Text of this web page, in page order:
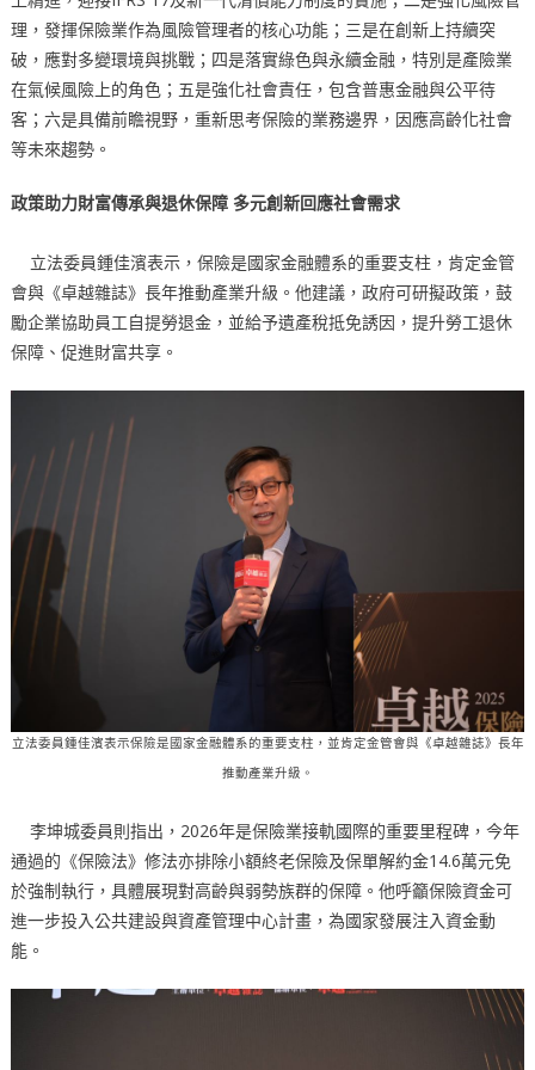
理，發揮保險業作為風險管理者的核心功能；三是在創新上持續突
破，應對多變環境與挑戰；四是落實綠色與永續金融，特別是產險業
在氣候風險上的角色；五是強化社會責任，包含普惠金融與公平待
客；六是具備前瞻視野，重新思考保險的業務邊界，因應高齡化社會
等未來趨勢。
政策助力財富傳承與退休保障 多元創新回應社會需求
立法委員鍾佳濱表示，保險是國家金融體系的重要支柱，肯定金管
會與《卓越雜誌》長年推動產業升級。他建議，政府可研擬政策，鼓
勵企業協助員工自提勞退金，並給予遺產稅抵免誘因，提升勞工退休
保障、促進財富共享。
立法委員鍾佳濱表示保險是國家金融體系的重要支柱，並肯定金管會與《卓越雜誌》長年
推動產業升級。
李坤城委員則指出，2026年是保險業接軌國際的重要里程碑，今年
通過的《保險法》修法亦排除小額終老保險及保單解約金14.6萬元免
於強制執行，具體展現對高齡與弱勢族群的保障。他呼籲保險資金可
進一步投入公共建設與資產管理中心計畫，為國家發展注入資金動
能。